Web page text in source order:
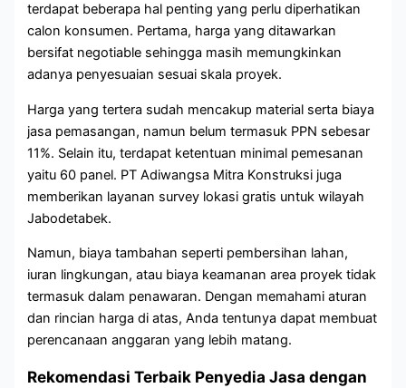
terdapat beberapa hal penting yang perlu diperhatikan
calon konsumen. Pertama, harga yang ditawarkan
bersifat negotiable sehingga masih memungkinkan
adanya penyesuaian sesuai skala proyek.
Harga yang tertera sudah mencakup material serta biaya
jasa pemasangan, namun belum termasuk PPN sebesar
11%. Selain itu, terdapat ketentuan minimal pemesanan
yaitu 60 panel. PT Adiwangsa Mitra Konstruksi juga
memberikan layanan survey lokasi gratis untuk wilayah
Jabodetabek.
Namun, biaya tambahan seperti pembersihan lahan,
iuran lingkungan, atau biaya keamanan area proyek tidak
termasuk dalam penawaran. Dengan memahami aturan
dan rincian harga di atas, Anda tentunya dapat membuat
perencanaan anggaran yang lebih matang.
Rekomendasi Terbaik Penyedia Jasa dengan